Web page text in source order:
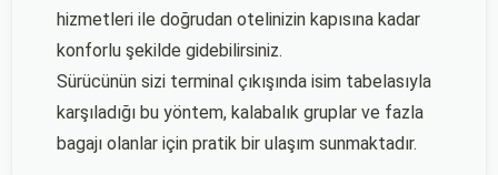
hizmetleri ile doğrudan otelinizin kapısına kadar
konforlu şekilde gidebilirsiniz.
Sürücünün sizi terminal çıkışında isim tabelasıyla
karşıladığı bu yöntem, kalabalık gruplar ve fazla
bagajı olanlar için pratik bir ulaşım sunmaktadır.